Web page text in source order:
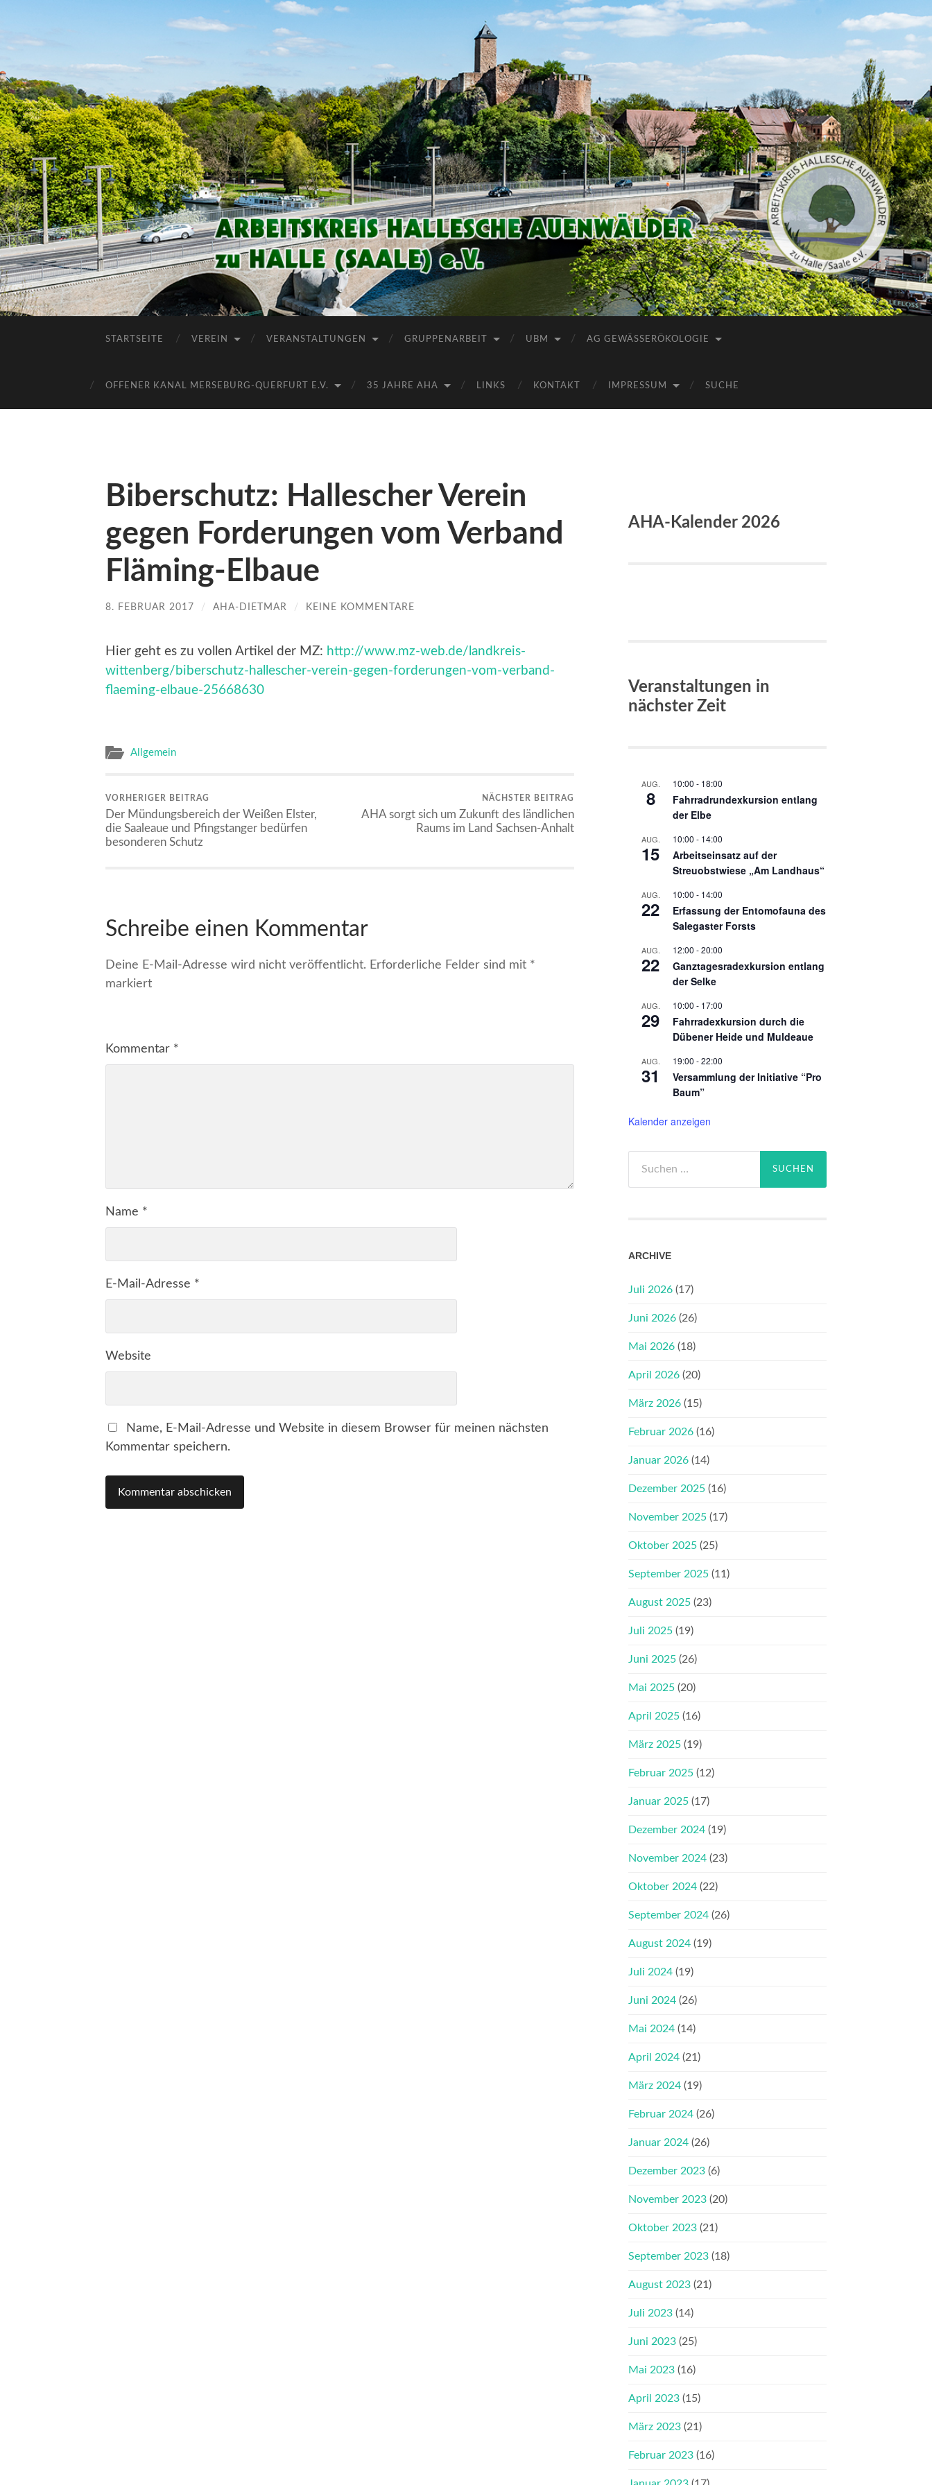
Arbeitskreis
Hallesche
Auenwälder
zu
Halle
e.V.
STARTSEITE VEREIN VERANSTALTUNGEN GRUPPENARBEIT UBM AG GEWÄSSERÖKOLOGIE
OFFENER KANAL MERSEBURG-QUERFURT E.V. 35 JAHRE AHA LINKS KONTAKT IMPRESSUM SUCHE
Biberschutz: Hallescher Verein
gegen Forderungen vom Verband
Fläming-Elbaue
8. FEBRUAR 2017 / AHA-DIETMAR / KEINE KOMMENTARE
Hier geht es zu vollen Artikel der MZ: http://www.mz-web.de/landkreis-
wittenberg/biberschutz-hallescher-verein-gegen-forderungen-vom-verband-
flaeming-elbaue-25668630
Allgemein
VORHERIGER BEITRAG
Der Mündungsbereich der Weißen Elster,
die Saaleaue und Pfingstanger bedürfen
besonderen Schutz
NÄCHSTER BEITRAG
AHA sorgt sich um Zukunft des ländlichen
Raums im Land Sachsen-Anhalt
Schreibe einen Kommentar
Deine E-Mail-Adresse wird nicht veröffentlicht. Erforderliche Felder sind mit *
markiert
Kommentar *
Name *
E-Mail-Adresse *
Website
Name, E-Mail-Adresse und Website in diesem Browser für meinen nächsten
Kommentar speichern.
AHA-Kalender 2026
Veranstaltungen in
nächster Zeit
AUG.
8
10:00 - 18:00
Fahrradrundexkursion entlang
der Elbe
AUG.
15
10:00 - 14:00
Arbeitseinsatz auf der
Streuobstwiese „Am Landhaus“
AUG.
22
10:00 - 14:00
Erfassung der Entomofauna des
Salegaster Forsts
AUG.
22
12:00 -20:00
Ganztagesradexkursion entlang
der Selke
AUG.
29
10:00 - 17:00
Fahrradexkursion durch die
Dübener Heide und Muldeaue
AUG.
31
19:00 -22:00
Versammlung der Initiative “Pro
Baum”
Kalender anzeigen
nach:
ARCHIVE
Juli 2026 (17)
Juni 2026 (26)
Mai 2026 (18)
April 2026 (20)
März 2026 (15)
Februar 2026 (16)
Januar 2026 (14)
Dezember 2025 (16)
November 2025 (17)
Oktober 2025 (25)
September 2025 (11)
August 2025 (23)
Juli 2025 (19)
Juni 2025 (26)
Mai 2025 (20)
April 2025 (16)
März 2025 (19)
Februar 2025 (12)
Januar 2025 (17)
Dezember 2024 (19)
November 2024 (23)
Oktober 2024 (22)
September 2024 (26)
August 2024 (19)
Juli 2024 (19)
Juni 2024 (26)
Mai 2024 (14)
April 2024 (21)
März 2024 (19)
Februar 2024 (26)
Januar 2024 (26)
Dezember 2023 (6)
November 2023 (20)
Oktober 2023 (21)
September 2023 (18)
August 2023 (21)
Juli 2023 (14)
Juni 2023 (25)
Mai 2023 (16)
April 2023 (15)
März 2023 (21)
Februar 2023 (16)